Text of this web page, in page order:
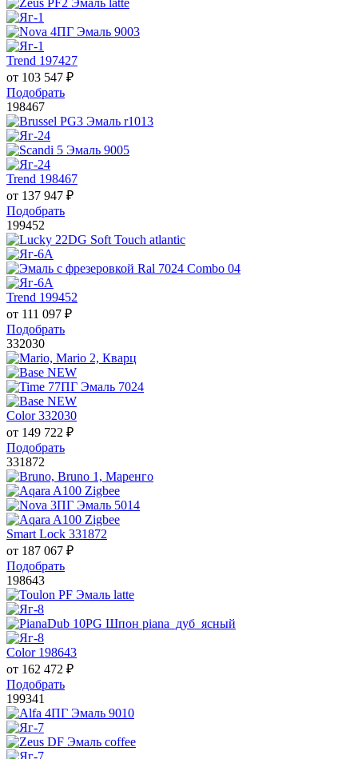
Trend 197427
от 103 547 ₽
Подобрать
198467
Trend 198467
от 137 947 ₽
Подобрать
199452
Trend 199452
от 111 097 ₽
Подобрать
332030
Color 332030
от 149 722 ₽
Подобрать
331872
Smart Lock 331872
от 187 067 ₽
Подобрать
198643
Color 198643
от 162 472 ₽
Подобрать
199341